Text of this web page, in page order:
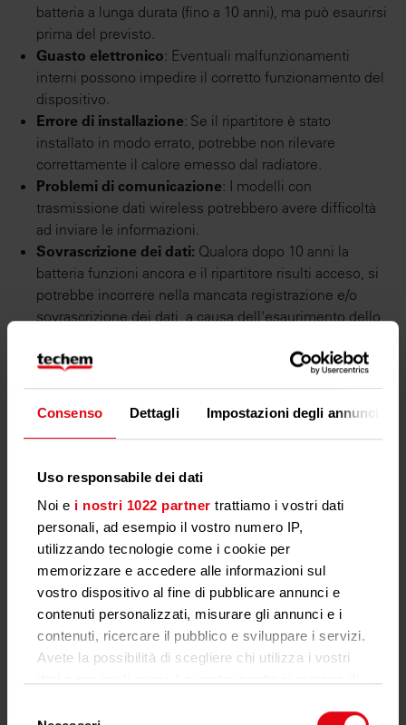
Consenso Dettagli Impostazioni degli annunci
Uso responsabile dei dati
Noi e i nostri 1022 partner trattiamo i vostri dati
personali, ad esempio il vostro numero IP,
utilizzando tecnologie come i cookie per
memorizzare e accedere alle informazioni sul
vostro dispositivo al fine di pubblicare annunci e
contenuti personalizzati, misurare gli annunci e i
contenuti, ricercare il pubblico e sviluppare i servizi.
Avete la possibilità di scegliere chi utilizza i vostri
batteria a lunga durata (fino a 10 anni), ma può esaurirsi
prima del previsto.
Guasto elettronico: Eventuali malfunzionamenti
interni possono impedire il corretto funzionamento del
dispositivo.
Errore di installazione: Se il ripartitore è stato
installato in modo errato, potrebbe non rilevare
correttamente il calore emesso dal radiatore.
Problemi di comunicazione: I modelli con
trasmissione dati wireless potrebbero avere difficoltà
ad inviare le informazioni.
Sovrascrizione dei dati: Qualora dopo 10 anni la
batteria funzioni ancora e il ripartitore risulti acceso, si
potrebbe incorrere nella mancata registrazione e/o
sovrascrizione dei dati, a causa dell'esaurimento dello
Se il ripartitore di calore èspento o non mostra dati sul
display, prova a seguire questi passaggi:
Controlla il display: Se è completamente spento,
potrebbe essere un problema di batteria o un guasto
interno.
Verifica l’integrazione con il sistema condominiale
Se i dati non vengono trasmessi, potrebbe esserci un
problema di comunicazione con il sistema centrale.
Contatta l’amministratore di condominio: La vita
utille dei ripartitori è terminata e sono quindi da